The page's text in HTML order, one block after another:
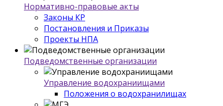
Нормативно-правовые акты
Законы КР
Постановления и Приказы
Проекты НПА
Подведомственные организации
Управление водохраниищами
Положения о водохранилищах